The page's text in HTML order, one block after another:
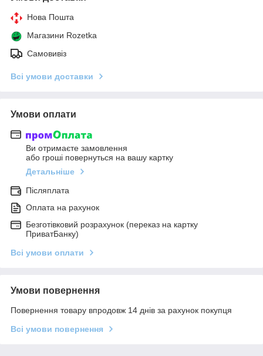
Нова Пошта
Магазини Rozetka
Самовивіз
Всі умови доставки
Умови оплати
Ви отримаєте замовлення
або гроші повернуться на вашу картку
Детальніше
Післяплата
Оплата на рахунок
Безготівковий розрахунок (переказ на картку
ПриватБанку)
Всі умови оплати
Умови повернення
Повернення товару впродовж 14 днів за рахунок покупця
Всі умови повернення